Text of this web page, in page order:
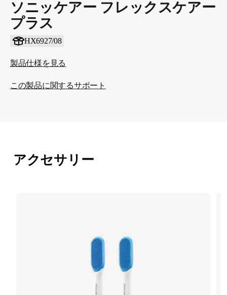
ソニッケアー フレックスケアー
プラス
HX6927/08
製品仕様を見る
この製品に関するサポート
アクセサリー